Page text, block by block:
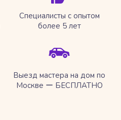
Специалисты с опытом
более 5 лет
Выезд мастера на дом по
Москве ー БЕСПЛАТНО